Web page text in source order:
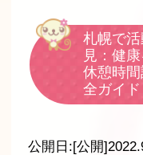
札幌で
見：健
休憩時
全ガイド
公開日:[公開